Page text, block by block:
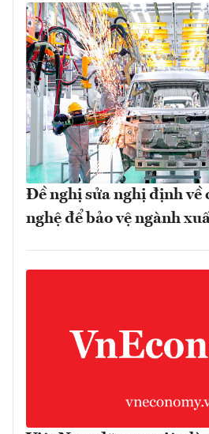
Đề nghị sửa nghị định về
nghệ để bảo vệ ngành